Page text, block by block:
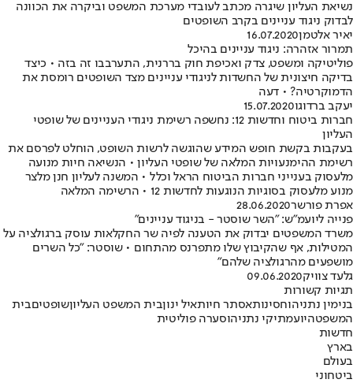
נשיאת העליון שיגרה מכתב לעובדי מערכת המשפט וביקרה את הכוונה
לבדוק ניגוד עניינים בקרב השופטים
יאיר אלטמן16.07.2020
תמרור אזהרה: ניגוד עניינים בהיכל
פוליטיקה ומשפט, צדק ואכיפת חוק בררנית, התערבבו זה בזה • כיצד
בדיקה חיצונית של החשדות לניגודי עניינים מצד השופטים רומסת את
הדמוקרטיה? • דעה
יעקב ברדוגו15.07.2020
חברות ביטוח וחדשות 12: נחשפה רשימת ניגודי העניינים של שופטי
העליון
בעקבות בקשת חופש המידע שהוגשה לרשות השופט, הוחלט לפרסם את
רשימת ההימנעויות המלאה של שופטי העליון • הנשיאה חיות מנועה
מלעסוק בענייני חברות הביטוח הראל וכלל • המשנה לעליון חנן מלצר
מנוע מלעסוק בסוגיות הנוגעות לחדשות 12 • הרשימה המלאה
אפרת פורשר28.06.2020
פנייה ליועמ"ש: "השר שוסטר - בניגוד עניינים"
משרד המשפטים יבדוק את הטענה לפיה שר החקלאות עוסק ברגולציה על
המטילות, אף שהקיבוץ שלו מתפרנס מהתחום • שוסטר: "כל השרים
מושפעים מהרגולציה שלהם"
גלעד צוויק09.06.2020
תגיות קשורות
בנימין נתניהוחסינותאסתר חיותאיל ינוןבית המשפט העליוןשופטיםבית
המשפטהיועמתיקי נתניהוסערה פוליטית
חדשות
בארץ
בעולם
ביטחוני